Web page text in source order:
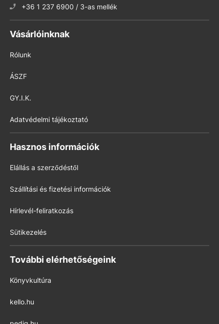
+36 1 237 6900 / 3-as mellék
Vásárlóinknak
Rólunk
ÁSZF
GY.I.K.
Adatvédelmi tájékoztató
Hasznos információk
Elállás a szerződéstől
Szállítási és fizetési információk
Hírlevél-feliratkozás
Sütikezelés
További elérhetőségeink
Könyvkultúra
kello.hu